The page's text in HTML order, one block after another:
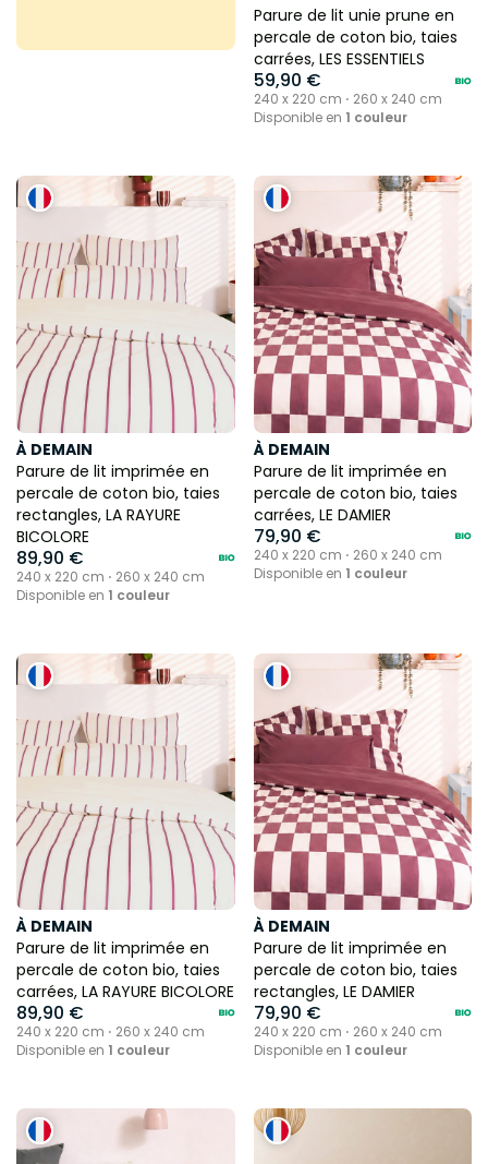
Parure de lit unie prune en
percale de coton bio, taies
carrées, LES ESSENTIELS
59,90 €
240 x 220 cm ⋅ 260 x 240 cm
Disponible en 1 couleur
À DEMAIN
Parure de lit imprimée en
percale de coton bio, taies
rectangles, LA RAYURE
BICOLORE
89,90 €
240 x 220 cm ⋅ 260 x 240 cm
Disponible en 1 couleur
À DEMAIN
Parure de lit imprimée en
percale de coton bio, taies
carrées, LE DAMIER
79,90 €
240 x 220 cm ⋅ 260 x 240 cm
Disponible en 1 couleur
À DEMAIN
Parure de lit imprimée en
percale de coton bio, taies
carrées, LA RAYURE BICOLORE
89,90 €
240 x 220 cm ⋅ 260 x 240 cm
Disponible en 1 couleur
À DEMAIN
Parure de lit imprimée en
percale de coton bio, taies
rectangles, LE DAMIER
79,90 €
240 x 220 cm ⋅ 260 x 240 cm
Disponible en 1 couleur